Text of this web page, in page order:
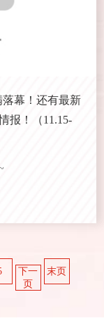
幕！还有最新
报！（11.15-
下一
页
末页